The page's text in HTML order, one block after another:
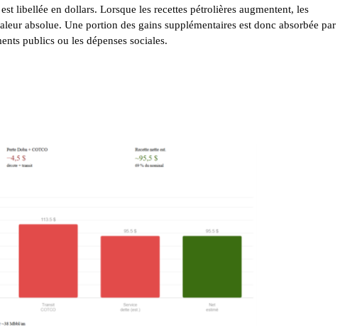
libellée en dollars. Lorsque les recettes pétrolières augmentent, les
absolue. Une portion des gains supplémentaires est donc absorbée par
publics ou les dépenses sociales.